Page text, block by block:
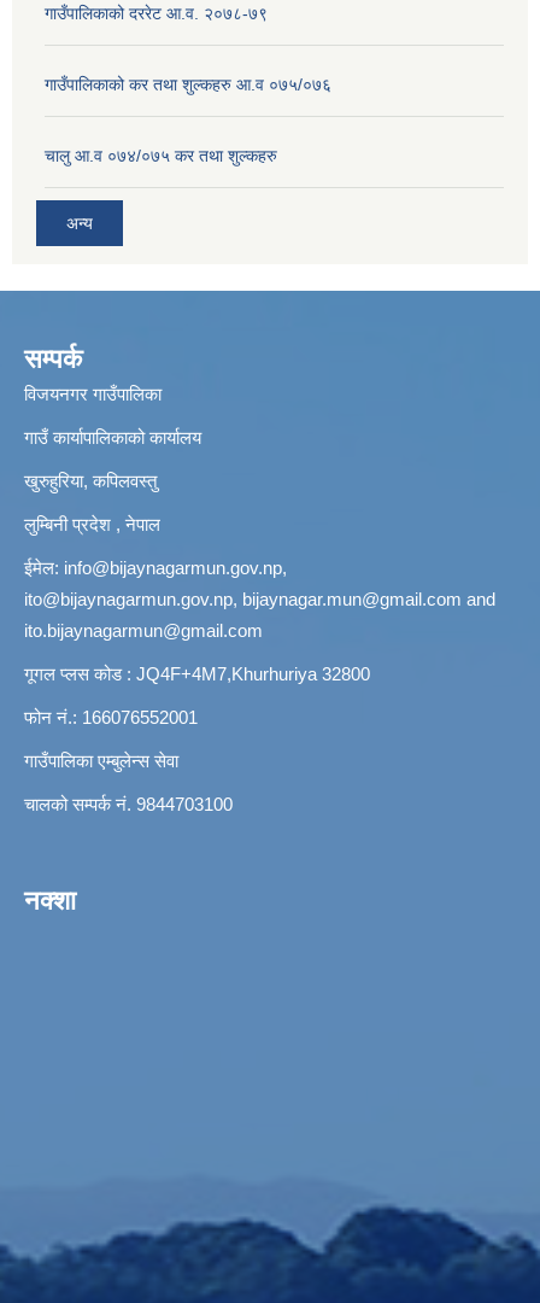
गाउँपालिकाको दररेट आ.व. २०७८-७९
गाउँपालिकाको कर तथा शुल्कहरु आ.व ०७५/०७६
चालु आ.व ०७४/०७५ कर तथा शुल्कहरु
अन्य
सम्पर्क
विजयनगर गाउँपालिका
गाउँ कार्यापालिकाको कार्यालय
खुरुहुरिया, कपिलवस्तु
लुम्बिनी प्रदेश , नेपाल
ईमेल: info@bijaynagarmun.gov.np,
ito@bijaynagarmun.gov.np, bijaynagar.mun@gmail.com and
ito.bijaynagarmun@gmail.com
गूगल प्लस कोड : JQ4F+4M7,Khurhuriya 32800
फोन नं.: 166076552001
गाउँपालिका एम्बुलेन्स सेवा
चालको सम्पर्क नं. 9844703100
नक्शा